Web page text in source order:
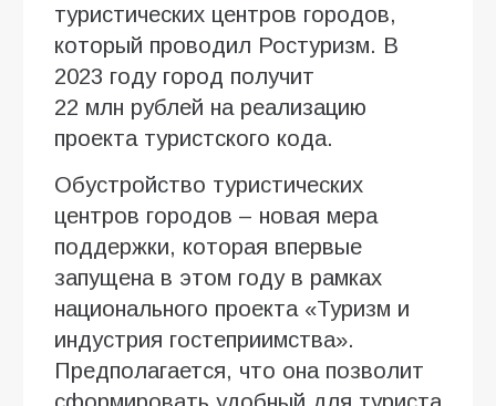
туристических центров городов,
который проводил Ростуризм. В
2023 году город получит
22 млн рублей на реализацию
проекта туристского кода.
Обустройство туристических
центров городов – новая мера
поддержки, которая впервые
запущена в этом году в рамках
национального проекта «Туризм и
индустрия гостеприимства».
Предполагается, что она позволит